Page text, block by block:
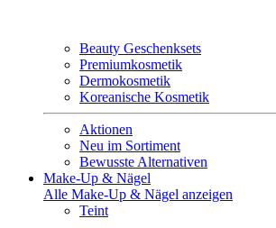
Beauty Geschenksets
Premiumkosmetik
Dermokosmetik
Koreanische Kosmetik
Aktionen
Neu im Sortiment
Bewusste Alternativen
Make-Up & Nägel
Alle Make-Up & Nägel anzeigen
Teint